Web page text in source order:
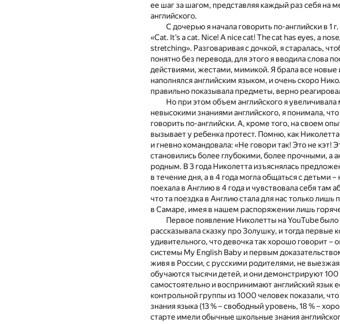
ее шаг за шагом, представляя каждый раз себя на
английского.
С дочерью я начала говорить по-английски в
«Cat. It’s a cat. Nice! A nice cat! The cat has eyes, a
stretching». Разговаривая с дочкой, я старалась,
понятно без перевода, для этого я вводила слова
действиями, жестами, мимикой. Я брала все новые
наполнялся английским языком, и очень скоро
правильно показывала предметы, верно
Но при этом объем английского я
невысокими знаниями английского, я понимала,
говорить по-английски. А, кроме того, на своем
вызывает у ребенка протест. Помню, как
и гневно командовала: «Не говори так! Это не кэт!
становились более глубокими, более прочными, а
родным. В 3 года Николетта изъяснялась
в течение дня, а в 4 года могла общаться с детьми
поехала в Англию в 4 года и чувствовала себя
что та поездка в Англию стала для нас только
в Самаре, имея в нашем распоряжении лишь
Первое появление Николетты на YouTube
рассказывала сказку про Золушку, и тогда
удивительного, что девочка так хорошо говорит –
системы My English Baby и первым
живя в России, с русскими родителями, не
обучаются тысячи детей, и они демонстрируют
самостоятельно и воспринимают английский язык
контрольной группы из 1000 человек показали,
знания языка (13 % – свободный уровень, 18 % –
старте имели обычные школьные знания